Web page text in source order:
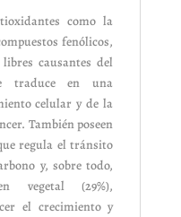
como la
fenólicos,
causantes del
traduce en una
celular y de la
También poseen
regula el tránsito
y, sobre todo,
vegetal (29%),
el crecimiento y